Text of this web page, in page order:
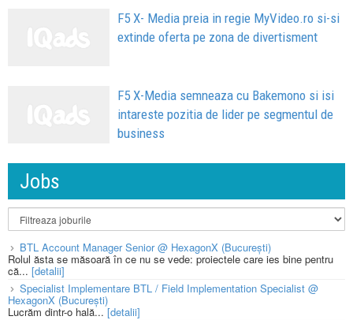
F5 X- Media preia in regie MyVideo.ro si-si
extinde oferta pe zona de divertisment
F5 X-Media semneaza cu Bakemono si isi
intareste pozitia de lider pe segmentul de
business
Jobs
BTL Account Manager Senior @ HexagonX (București)
Rolul ăsta se măsoară în ce nu se vede: proiectele care ies bine pentru
că... [detalii]
Specialist Implementare BTL / Field Implementation Specialist @
HexagonX (București)
Lucrăm dintr-o hală...[detalii]